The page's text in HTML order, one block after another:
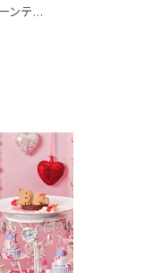
ンテ...